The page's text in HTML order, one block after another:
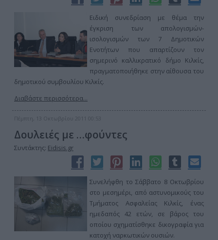
Ειδική συνεδρίαση με θέμα την
έγκριση των απολογισμών-
ισολογισμών των 7 Δημοτικών
Ενοτήτων που απαρτίζουν τον
σημερινό καλλικρατικό δήμο Κιλκίς,
πραγματοποιήθηκε στην αίθουσα του
δημοτικού συμβουλίου Κιλκίς.
Διαβάστε περισσότερα...
Πέμπτη, 13 Οκτωβρίου 2011 00:53
Δουλειές με …φούντες
Συντάκτης: Eidisis.gr
Συνελήφθη το Σάββατο 8 Οκτωβρίου
στο μεσημέρι, από αστυνομικούς του
Τμήματος Ασφαλείας Κιλκίς, ένας
ημεδαπός 42 ετών, σε βάρος του
οποίου σχηματίσθηκε δικογραφία για
κατοχή ναρκωτικών ουσιών.